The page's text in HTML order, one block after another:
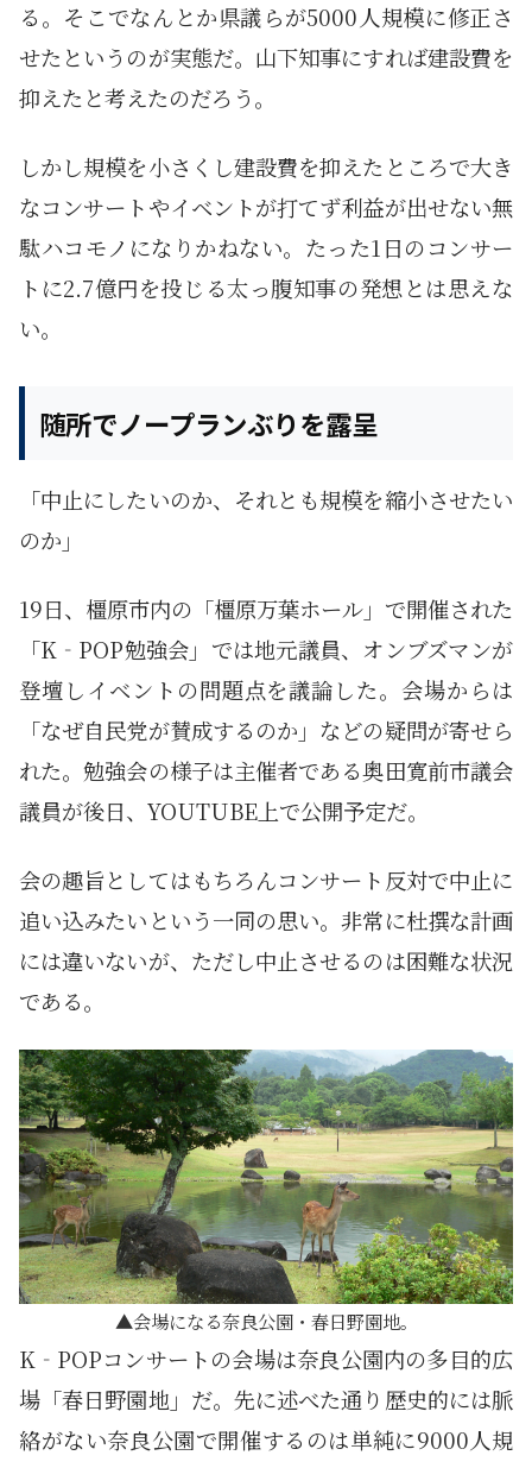
る。そこでなんとか県議らが5000人規模に修正さ
せたというのが実態だ。山下知事にすれば建設費を
抑えたと考えたのだろう。
しかし規模を小さくし建設費を抑えたところで大き
なコンサートやイベントが打てず利益が出せない無
駄ハコモノになりかねない。たった1日のコンサー
トに2.7億円を投じる太っ腹知事の発想とは思えな
い。
随所でノープランぶりを露呈
「中止にしたいのか、それとも規模を縮小させたい
のか」
19日、橿原市内の「橿原万葉ホール」で開催された
「K‐POP勉強会」では地元議員、オンブズマンが
登壇しイベントの問題点を議論した。会場からは
「なぜ自民党が賛成するのか」などの疑問が寄せら
れた。勉強会の様子は主催者である奥田寛前市議会
議員が後日、YOUTUBE上で公開予定だ。
会の趣旨としてはもちろんコンサート反対で中止に
追い込みたいという一同の思い。非常に杜撰な計画
には違いないが、ただし中止させるのは困難な状況
である。
会場になる奈良公園・春日野園地。
K‐POPコンサートの会場は奈良公園内の多目的広
場「春日野園地」だ。先に述べた通り歴史的には脈
絡がない奈良公園で開催するのは単純に9000人規